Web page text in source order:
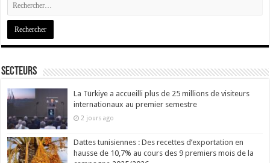
Secteurs
La Türkiye a accueilli plus de 25 millions de visiteurs
internationaux au premier semestre
2 jours ago
Dattes tunisiennes : Des recettes d’exportation en
hausse de 10,7% au cours des 9 premiers mois de la